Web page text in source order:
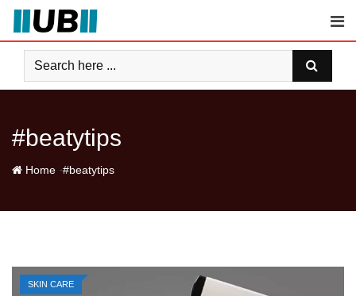
Skip
content
#beatytips
Home -#beatytips
SKIN CARE